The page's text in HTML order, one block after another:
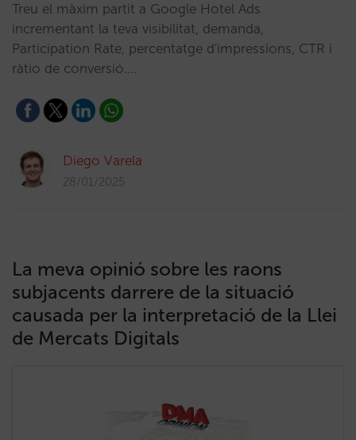
Treu el màxim partit a Google Hotel Ads
incrementant la teva visibilitat, demanda,
Participation Rate, percentatge d'impressions, CTR i
ràtio de conversió.…
Diego Varela
28/01/2025
La meva opinió sobre les raons
subjacents darrere de la situació
causada per la interpretació de la Llei
de Mercats Digitals